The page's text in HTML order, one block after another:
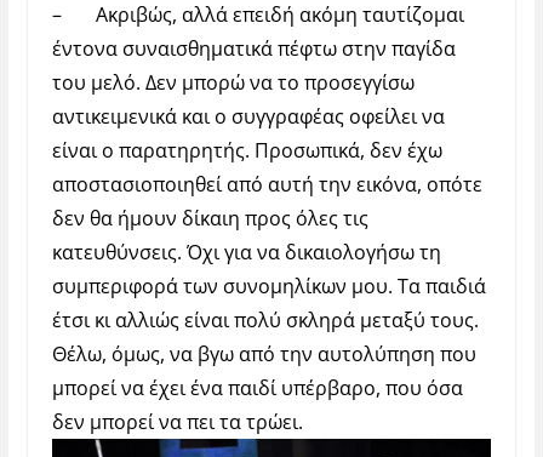
–
Ακριβώς, αλλά επειδή ακόμη ταυτίζομαι
έντονα συναισθηματικά πέφτω στην παγίδα
του μελό. Δεν μπορώ να το προσεγγίσω
αντικειμενικά και ο συγγραφέας οφείλει να
είναι ο παρατηρητής. Προσωπικά, δεν έχω
αποστασιοποιηθεί από αυτή την εικόνα, οπότε
δεν θα ήμουν δίκαιη προς όλες τις
κατευθύνσεις. Όχι για να δικαιολογήσω τη
συμπεριφορά των συνομηλίκων μου. Τα παιδιά
έτσι κι αλλιώς είναι πολύ σκληρά μεταξύ τους.
Θέλω, όμως, να βγω από την αυτολύπηση που
μπορεί να έχει ένα παιδί υπέρβαρο, που όσα
δεν μπορεί να πει τα τρώει.